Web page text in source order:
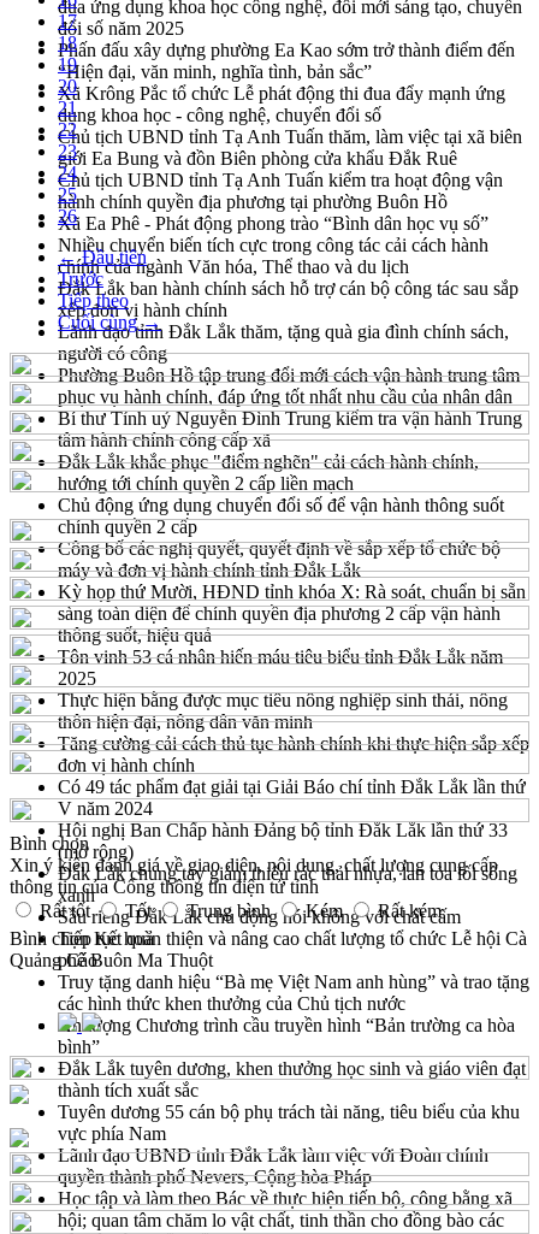
đua ứng dụng khoa học công nghệ, đổi mới sáng tạo, chuyển
đổi số năm 2025
Phấn đấu xây dựng phường Ea Kao sớm trở thành điểm đến
“Hiện đại, văn minh, nghĩa tình, bản sắc”
Xã Krông Pắc tổ chức Lễ phát động thi đua đẩy mạnh ứng
dụng khoa học - công nghệ, chuyển đổi số
Chủ tịch UBND tỉnh Tạ Anh Tuấn thăm, làm việc tại xã biên
giới Ea Bung và đồn Biên phòng cửa khẩu Đắk Ruê
Chủ tịch UBND tỉnh Tạ Anh Tuấn kiểm tra hoạt động vận
hành chính quyền địa phương tại phường Buôn Hồ
Xã Ea Phê - Phát động phong trào “Bình dân học vụ số”
Nhiều chuyển biến tích cực trong công tác cải cách hành
chính của ngành Văn hóa, Thể thao và du lịch
Đắk Lắk ban hành chính sách hỗ trợ cán bộ công tác sau sắp
xếp đơn vị hành chính
Lãnh đạo tỉnh Đắk Lắk thăm, tặng quà gia đình chính sách,
người có công
Phường Buôn Hồ tập trung đổi mới cách vận hành trung tâm
phục vụ hành chính, đáp ứng tốt nhất nhu cầu của nhân dân
Bí thư Tỉnh uỷ Nguyễn Đình Trung kiểm tra vận hành Trung
tâm hành chính công cấp xã
Đắk Lắk khắc phục "điểm nghẽn" cải cách hành chính,
hướng tới chính quyền 2 cấp liền mạch
Chủ động ứng dụng chuyển đổi số để vận hành thông suốt
chính quyền 2 cấp
Công bố các nghị quyết, quyết định về sắp xếp tổ chức bộ
máy và đơn vị hành chính tỉnh Đắk Lắk
Kỳ họp thứ Mười, HĐND tỉnh khóa X: Rà soát, chuẩn bị sẵn
sàng toàn diện để chính quyền địa phương 2 cấp vận hành
thông suốt, hiệu quả
Tôn vinh 53 cá nhân hiến máu tiêu biểu tỉnh Đắk Lắk năm
2025
Thực hiện bằng được mục tiêu nông nghiệp sinh thái, nông
thôn hiện đại, nông dân văn minh
Tăng cường cải cách thủ tục hành chính khi thực hiện sắp xếp
đơn vị hành chính
Có 49 tác phẩm đạt giải tại Giải Báo chí tỉnh Đắk Lắk lần thứ
V năm 2024
Hội nghị Ban Chấp hành Đảng bộ tỉnh Đắk Lắk lần thứ 33
(mở rộng)
Đắk Lắk chung tay giảm thiểu rác thải nhựa, lan tỏa lối sống
xanh
Sầu riêng Đắk Lắk chủ động nói không với chất cấm
Tiếp tục hoàn thiện và nâng cao chất lượng tổ chức Lễ hội Cà
phê Buôn Ma Thuột
Truy tặng danh hiệu “Bà mẹ Việt Nam anh hùng” và trao tặng
các hình thức khen thưởng của Chủ tịch nước
Ấn tượng Chương trình cầu truyền hình “Bản trường ca hòa
bình”
Đắk Lắk tuyên dương, khen thưởng học sinh và giáo viên đạt
thành tích xuất sắc
Tuyên dương 55 cán bộ phụ trách tài năng, tiêu biểu của khu
vực phía Nam
Lãnh đạo UBND tỉnh Đắk Lắk làm việc với Đoàn chính
quyền thành phố Nevers, Cộng hòa Pháp
Học tập và làm theo Bác về thực hiện tiến bộ, công bằng xã
hội; quan tâm chăm lo vật chất, tinh thần cho đồng bào các
17
18
19
20
21
22
23
24
25
26
← Đầu tiên
Trước
Tiếp theo
Cuối cùng →
Bình chọn
Xin ý kiến đánh giá về giao diện, nội dung, chất lượng cung cấp
thông tin của Cổng thông tin điện tử tỉnh
Rất tốt
Tốt Trung bình Kém
Rất kém
Bình chọnKết quả
Quảng Cáo